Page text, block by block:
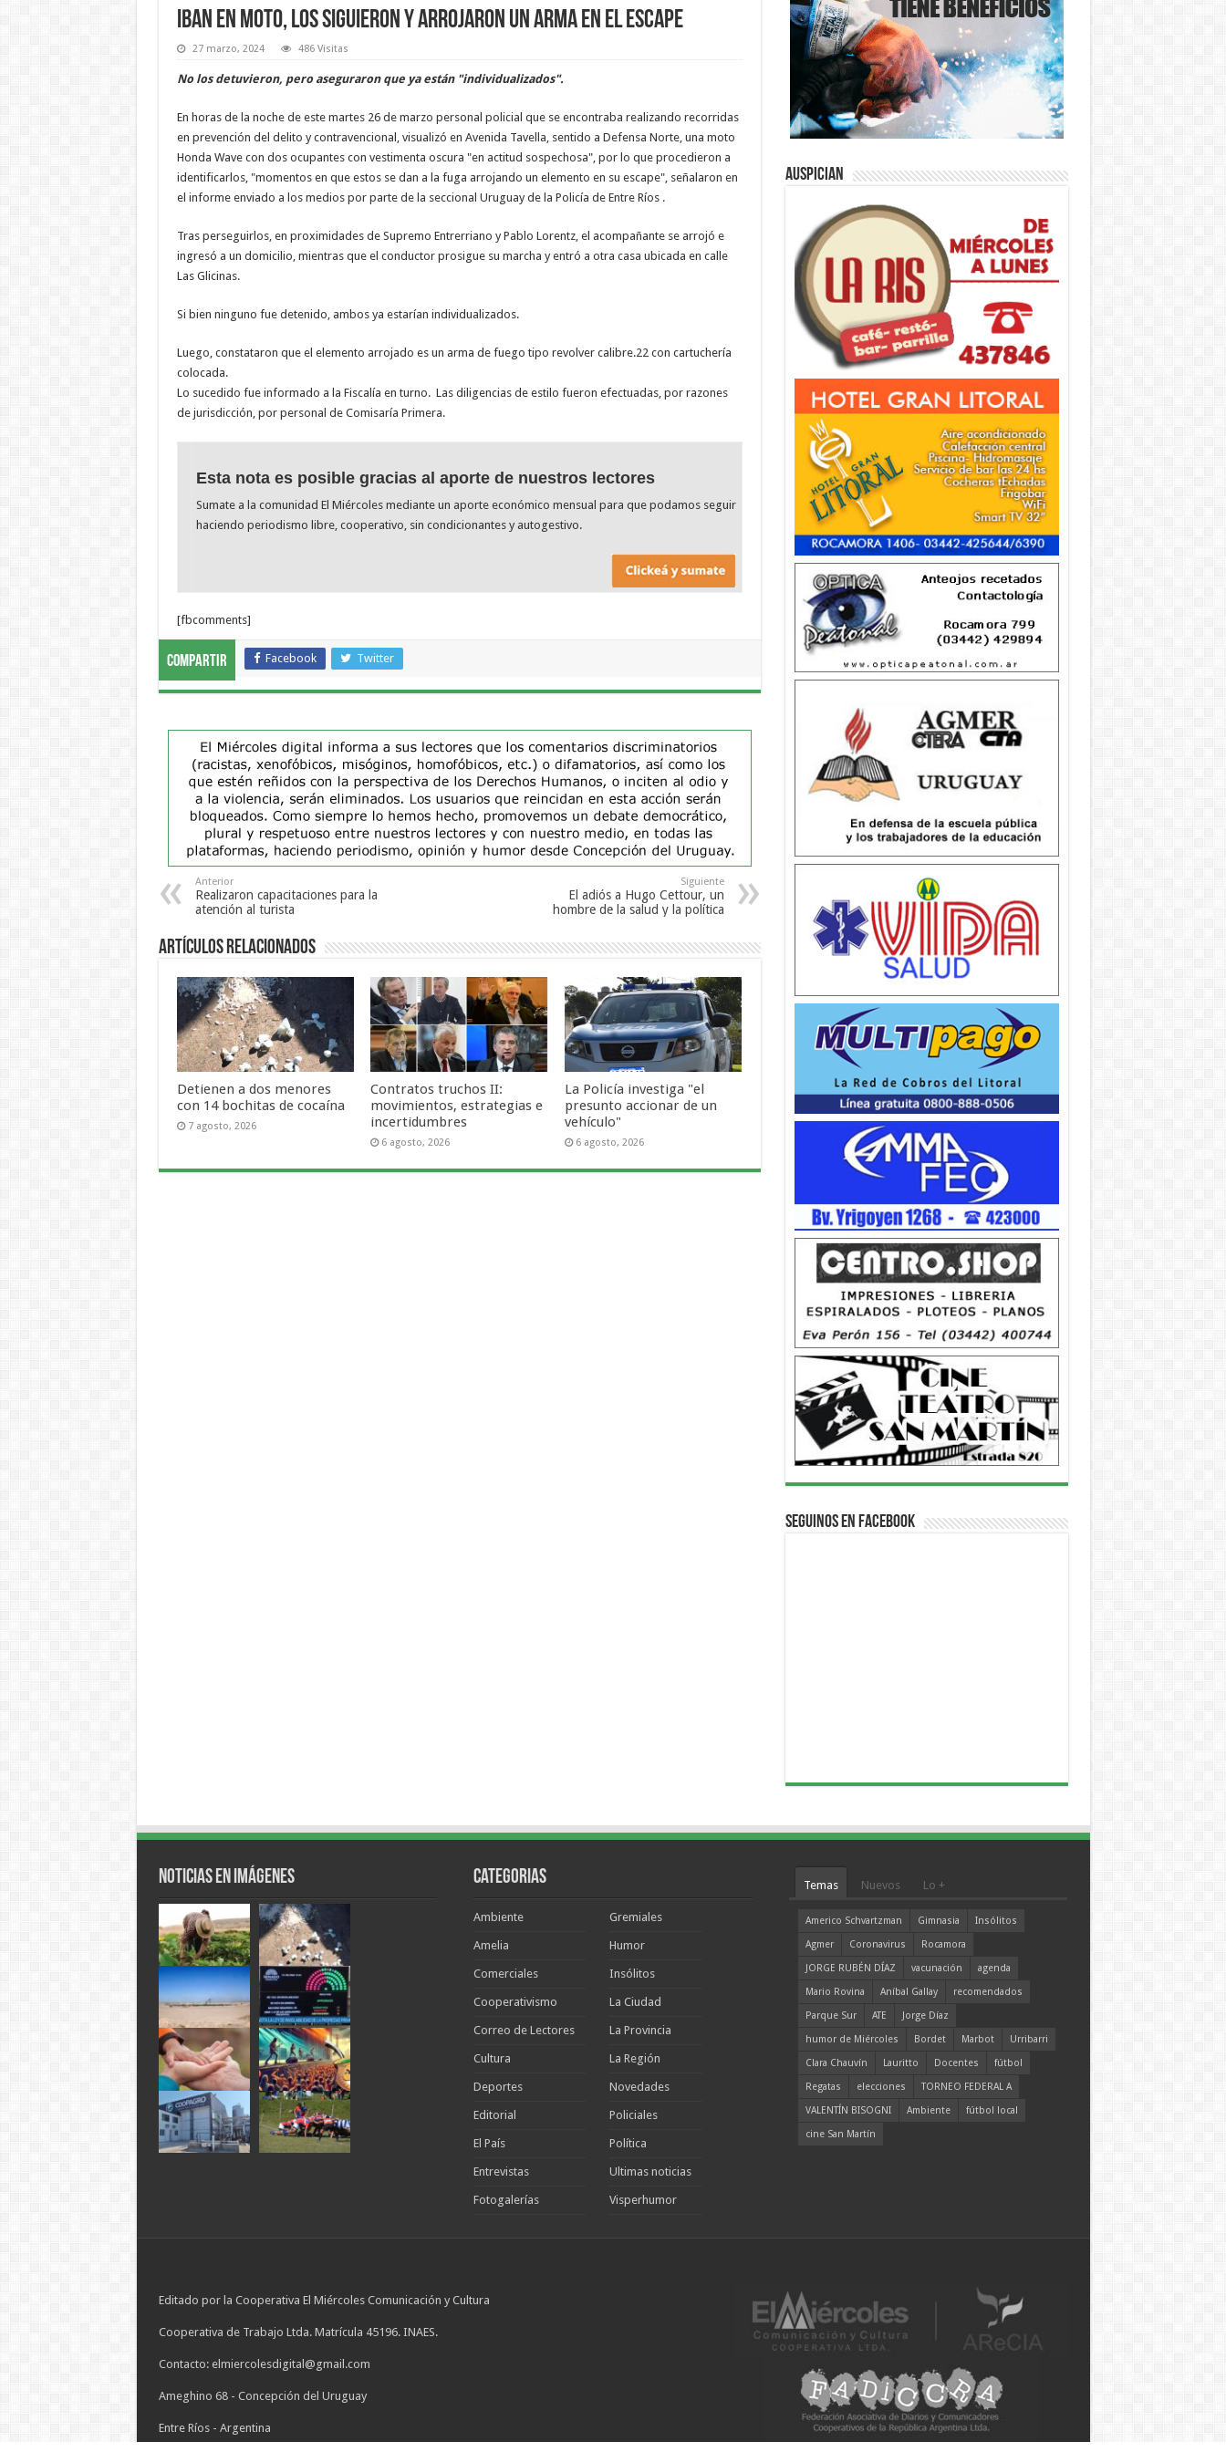
Iban en moto, los siguieron y arrojaron un arma en el escape
27 marzo, 2024 486 Visitas
No los detuvieron, pero aseguraron que ya están "individualizados".
En horas de la noche de este martes 26 de marzo personal policial que se encontraba realizando recorridas
en prevención del delito y contravencional, visualizó en Avenida Tavella, sentido a Defensa Norte, una moto
Honda Wave con dos ocupantes con vestimenta oscura "en actitud sospechosa", por lo que procedieron a
identificarlos, "momentos en que estos se dan a la fuga arrojando un elemento en su escape", señalaron en
el informe enviado a los medios por parte de la seccional Uruguay de la Policía de Entre Ríos .
Tras perseguirlos, en proximidades de Supremo Entrerriano y Pablo Lorentz, el acompañante se arrojó e
ingresó a un domicilio, mientras que el conductor prosigue su marcha y entró a otra casa ubicada en calle
Las Glicinas.
Si bien ninguno fue detenido, ambos ya estarían individualizados.
Luego, constataron que el elemento arrojado es un arma de fuego tipo revolver calibre.22 con cartuchería
colocada.
Lo sucedido fue informado a la Fiscalía en turno. Las diligencias de estilo fueron efectuadas, por razones
de jurisdicción, por personal de Comisaría Primera.
Esta nota es posible gracias al aporte de nuestros lectores
Sumate a la comunidad El Miércoles mediante un aporte económico mensual para que podamos seguir
haciendo periodismo libre, cooperativo, sin condicionantes y autogestivo.
[fbcomments]
Compartir Facebook Twitter
Anterior
Realizaron capacitaciones para la
atención al turista
Siguiente
El adiós a Hugo Cettour, un
hombre de la salud y la política
Artículos Relacionados
Detienen a dos menores
con 14 bochitas de cocaína
7 agosto, 2026
Contratos truchos II:
movimientos, estrategias e
incertidumbres
6 agosto, 2026
La Policía investiga "el
presunto accionar de un
vehículo"
6 agosto, 2026
Auspician
Seguinos en Facebook
Noticias en Imágenes Categorias
Ambiente
Amelia
Comerciales
Cooperativismo
Correo de Lectores
Cultura
Deportes
Editorial
El País
Entrevistas
Fotogalerías
Gremiales
Humor
Insólitos
La Ciudad
La Provincia
La Región
Novedades
Policiales
Política
Ultimas noticias
Visperhumor
Temas Nuevos Lo +
Americo Schvartzman Gimnasia
Insólitos
Agmer
Coronavirus
Rocamora
JORGE RUBÉN DÍAZ
vacunación
agenda
Mario Rovina
Aníbal Gallay
recomendados
Parque Sur
ATE
Jorge Díaz
humor de Miércoles
Bordet Marbot
Urribarri
Clara Chauvín
Lauritto Docentes
fútbol
Regatas
elecciones
TORNEO FEDERAL A
VALENTÍN BISOGNI
Ambiente
fútbol local
cine San Martín
Editado por la Cooperativa El Miércoles Comunicación y Cultura
Cooperativa de Trabajo Ltda. Matrícula 45196. INAES.
Contacto: elmiercolesdigital@gmail.com
Ameghino 68 - Concepción del Uruguay
Entre Ríos - Argentina